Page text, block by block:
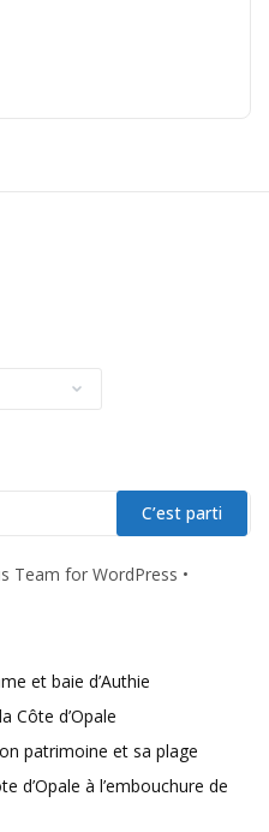
Team for WordPress •
et baie d’Authie
Côte d’Opale
patrimoine et sa plage
d’Opale à l’embouchure de